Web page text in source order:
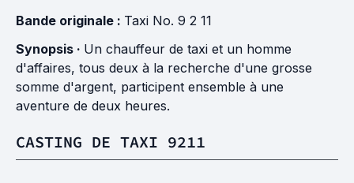
Bande originale : Taxi No. 9 2 11
Synopsis · Un chauffeur de taxi et un homme
d'affaires, tous deux à la recherche d'une grosse
somme d'argent, participent ensemble à une
aventure de deux heures.
CASTING DE TAXI 9211